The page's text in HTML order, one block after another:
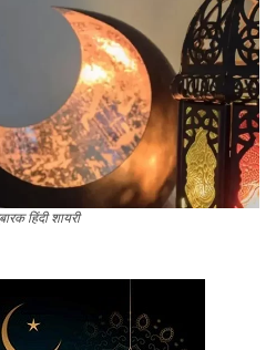
हिंदी शायरी